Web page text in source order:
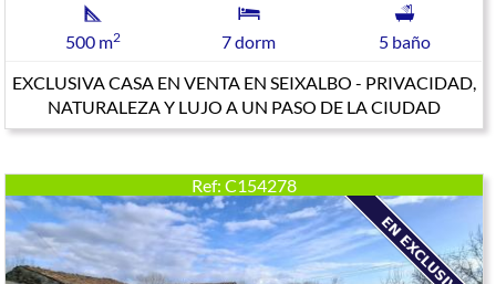
500 m2 7 dorm
5 baño
EXCLUSIVA CASA EN VENTA EN SEIXALBO - PRIVACIDAD,
NATURALEZA Y LUJO A UN PASO DE LA CIUDAD
Ref: C154278